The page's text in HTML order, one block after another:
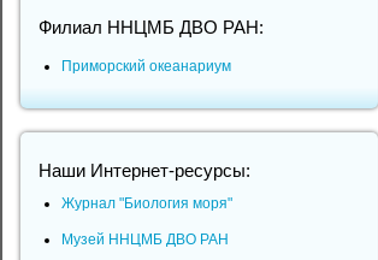
Филиал ННЦМБ ДВО РАН:
Приморский океанариум
Наши Интернет-ресурсы:
Журнал "Биология моря"
Музей ННЦМБ ДВО РАН